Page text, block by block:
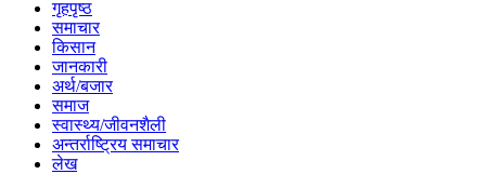
गृहपृष्ठ
समाचार
किसान
जानकारी
अर्थ/बजार
समाज
स्वास्थ्य/जीवनशैली
अन्तर्राष्ट्रिय समाचार
लेख